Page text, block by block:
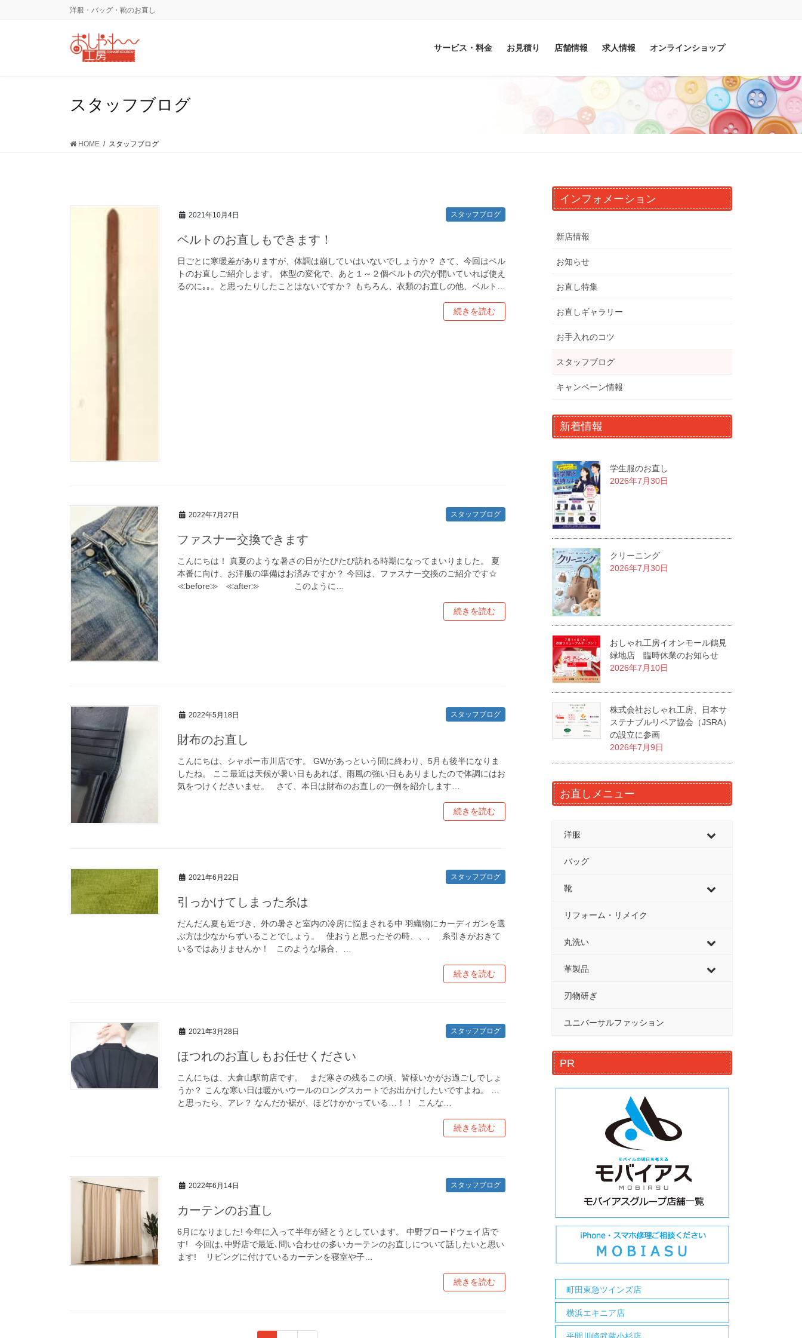
洋服・バッグ・靴のお直し
サービス・料金 お見積り 店舗情報 求人情報 オンラインショップ
スタッフブログ
HOME スタッフブログ
2021年10月4日 スタッフブログ
ベルトのお直しもできます！
日ごとに寒暖差がありますが、体調は崩していはいないでしょうか？ さて、今回はベル
トのお直しご紹介します。 体型の変化で、あと１～２個ベルトの穴が開いていれば使え
るのに｡｡。と思ったりしたことはないですか？ もちろん、衣類のお直しの他、ベルト…
続きを読む
2022年7月27日 スタッフブログ
ファスナー交換できます
こんにちは！ 真夏のような暑さの日がたびたび訪れる時期になってまいりました。 夏
本番に向け、お洋服の準備はお済みですか？ 今回は、ファスナー交換のご紹介です☆
≪before≫ ≪after≫ このように…
続きを読む
2022年5月18日 スタッフブログ
財布のお直し
こんにちは、シャポー市川店です。 GWがあっという間に終わり、5月も後半になりま
したね。 ここ最近は天候が暑い日もあれば、雨風の強い日もありましたので体調にはお
気をつけくださいませ。 さて、本日は財布のお直しの一例を紹介します…
続きを読む
2021年6月22日 スタッフブログ
引っかけてしまった糸は
だんだん夏も近づき、外の暑さと室内の冷房に悩まされる中 羽織物にカーディガンを選
ぶ方は少なからずいることでしょう。 使おうと思ったその時、、、 糸引きがおきて
いるではありませんか！ このような場合、…
続きを読む
2021年3月28日 スタッフブログ
ほつれのお直しもお任せください
こんにちは、大倉山駅前店です。 まだ寒さの残るこの頃、皆様いかがお過ごしでしょ
うか？ こんな寒い日は暖かいウールのロングスカートでお出かけしたいですよね。 …
と思ったら、アレ？ なんだか裾が、ほどけかかっている…！！ こんな…
続きを読む
2022年6月14日 スタッフブログ
カーテンのお直し
6月になりました! 今年に入って半年が経とうとしています。 中野ブロードウェイ店で
す! 今回は､中野店で最近､問い合わせの多いカーテンのお直しについて話したいと思い
ます! リビングに付けているカーテンを寝室や子…
続きを読む
インフォメーション
新店情報
お知らせ
お直し特集
お直しギャラリー
お手入れのコツ
スタッフブログ
キャンペーン情報
新着情報
学生服のお直し
2026年7月30日
クリーニング
2026年7月30日
おしゃれ工房イオンモール鶴見
緑地店 臨時休業のお知らせ
2026年7月10日
株式会社おしゃれ工房、日本サ
ステナブルリペア協会（JSRA）
の設立に参画
2026年7月9日
お直しメニュー
洋服
バッグ
靴
リフォーム・リメイク
丸洗い
革製品
刃物研ぎ
ユニバーサルファッション
PR
町田東急ツインズ店
横浜エキニア店